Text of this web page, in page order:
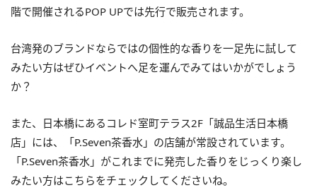
階で開催されるPOP UPでは先行で販売されます。
台湾発のブランドならではの個性的な香りを一足先に試して
みたい方はぜひイベントへ足を運んでみてはいかがでしょう
か？
また、日本橋にあるコレド室町テラス2F「誠品生活日本橋
店」には、「P.Seven茶香水」の店舗が常設されています。
「P.Seven茶香水」がこれまでに発売した香りをじっくり楽し
みたい方はこちらをチェックしてくださいね。